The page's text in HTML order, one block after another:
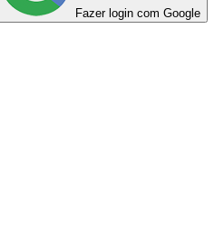
Fazer login com Google